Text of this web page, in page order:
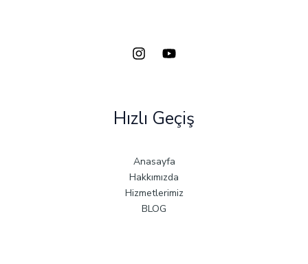
Hızlı Geçiş
Anasayfa
Hakkımızda
Hizmetlerimiz
BLOG